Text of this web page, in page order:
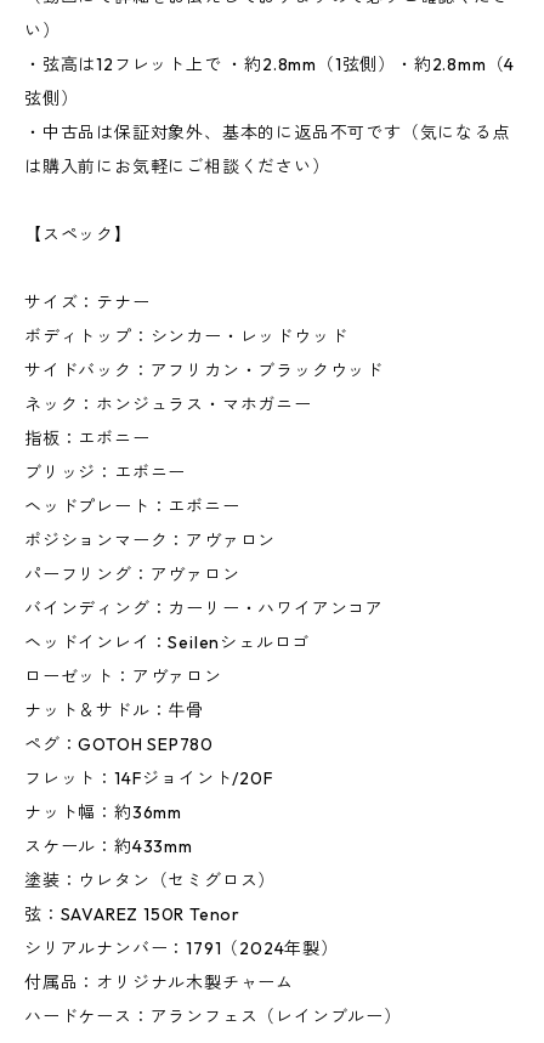
い）
・弦高は12フレット上で ・約2.8mm（1弦側）・約2.8mm（4
弦側）
・中古品は保証対象外、基本的に返品不可です（気になる点
は購入前にお気軽にご相談ください）
【スペック】
サイズ：テナー
ボディトップ：シンカー・レッドウッド
サイドバック：アフリカン・ブラックウッド
ネック：ホンジュラス・マホガニー
指板：エボニー
ブリッジ：エボニー
ヘッドプレート：エボニー
ポジションマーク：アヴァロン
パーフリング：アヴァロン
バインディング：カーリー・ハワイアンコア
ヘッドインレイ：Seilenシェルロゴ
ローゼット：アヴァロン
ナット＆サドル：牛骨
ペグ：GOTOH SEP780
フレット：14Fジョイント/20F
ナット幅：約36mm
スケール：約433mm
塗装：ウレタン（セミグロス）
弦：SAVAREZ 150R Tenor
シリアルナンバー：1791（2024年製）
付属品：オリジナル木製チャーム
ハードケース：アランフェス（レインブルー）